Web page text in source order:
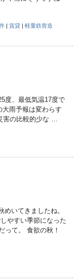
|賃貸 |軽量鉄骨造
度、最低気温17度で
雨予報は変わらす
害の比較的少な …
いてきましたね。
やすい季節になった
って。 食欲の秋！